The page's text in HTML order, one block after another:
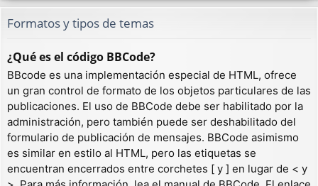
Formatos y tipos de temas
¿Qué es el código BBCode?
BBcode es una implementación especial de HTML, ofrece
un gran control de formato de los objetos particulares de las
publicaciones. El uso de BBCode debe ser habilitado por la
administración, pero también puede ser deshabilitado del
formulario de publicación de mensajes. BBCode asimismo
es similar en estilo al HTML, pero las etiquetas se
encuentran encerrados entre corchetes [ y ] en lugar de < y